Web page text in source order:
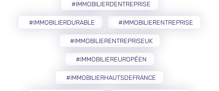
#IMMOBILIERDENTREPRISE
#IMMOBILIERDURABLE #IMMOBILIERENTREPRISE
#IMMOBILIERENTREPRISEUK
#IMMOBILIEREUROPÉEN
#IMMOBILIERHAUTSDEFRANCE